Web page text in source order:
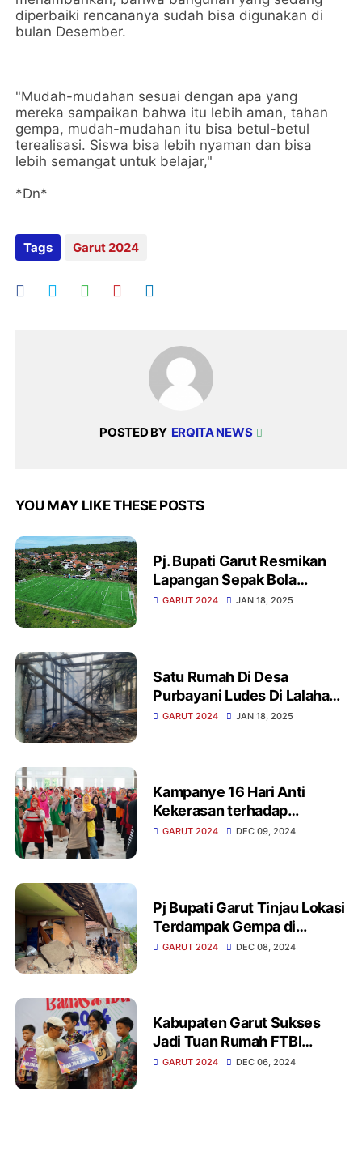
diperbaiki rencananya sudah bisa digunakan di
bulan Desember.
"Mudah-mudahan sesuai dengan apa yang
mereka sampaikan bahwa itu lebih aman, tahan
gempa, mudah-mudahan itu bisa betul-betul
terealisasi. Siswa bisa lebih nyaman dan bisa
lebih semangat untuk belajar,"
*Dn*
Tags Garut 2024
POSTED BY ERQITA NEWS
YOU MAY LIKE THESE POSTS
Pj. Bupati Garut Resmikan
Lapangan Sepak Bola
Cisanggiri di Kecamatan
GARUT 2024 JAN 18, 2025
Satu Rumah Di Desa
Purbayani Ludes Di Lalahap
Sijago Merah
GARUT 2024 JAN 18, 2025
Kampanye 16 Hari Anti
Kekerasan terhadap
Perempuan, Pemkab Garut
GARUT 2024 DEC 09, 2024
Pj Bupati Garut Tinjau Lokasi
Terdampak Gempa di
Sukaresmi, Pastikan
GARUT 2024 DEC 08, 2024
Kabupaten Garut Sukses
Jadi Tuan Rumah FTBI
Tingkat Provinsi Jawa Barat
GARUT 2024 DEC 06, 2024